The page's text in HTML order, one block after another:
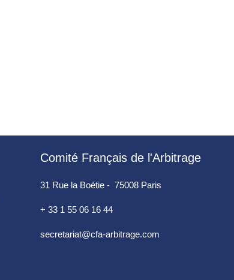
Comité Français de l'Arbitrage
31 Rue la Boétie - 75008 Paris
+ 33 1 55 06 16 44
secretariat@cfa-arbitrage.com